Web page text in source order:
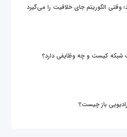
وقتی الگوریتم جای خلاقیت را می‌گیرد
شبکه کیست و چه وظایفی دارد؟
باز چیست؟